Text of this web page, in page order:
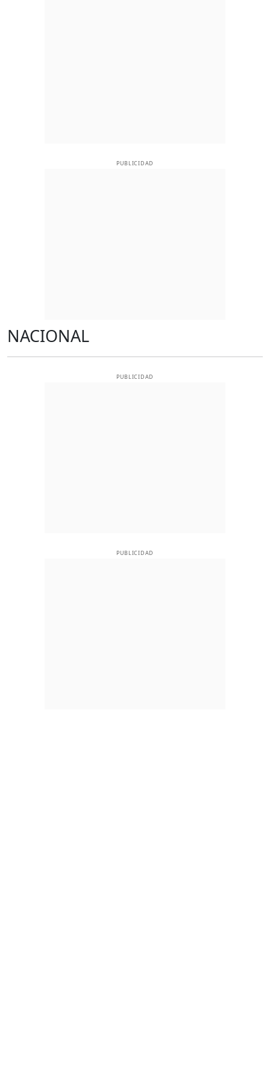
PUBLICIDAD
NACIONAL
PUBLICIDAD
PUBLICIDAD